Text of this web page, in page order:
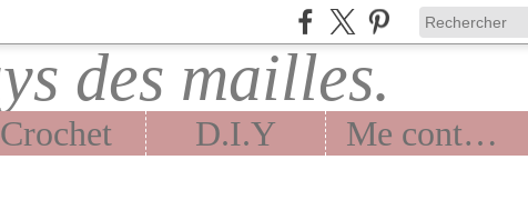
Crochet D.I.Y Me contacter